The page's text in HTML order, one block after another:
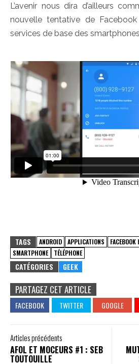
L’avenir nous dira d’ailleurs
nouvelle tentative de
services de base des
TAGS ANDROID APPLICATIONS FACEBOOK
SMARTPHONE
TÉLÉPHONE
CATÉGORIES GEEK
PARTAGEZ CET ARTICLE
Articles précédents
AFOL ET MOCEURS #1 : SEB
TOUTOUILLE